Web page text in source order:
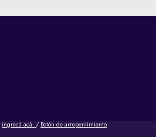
ingresá acá. / Botón de arrepentimiento